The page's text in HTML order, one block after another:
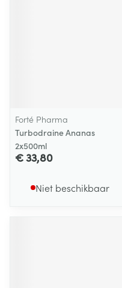
Forté Pharma
Turbodraine Ananas
2x500ml
€ 33,80
Niet beschikbaar